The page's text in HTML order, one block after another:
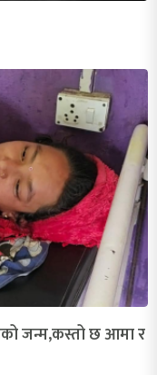
जन्म,कस्तो छ आमा र